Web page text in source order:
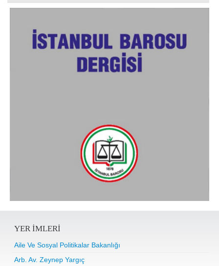
YER IMLERI
Aile Ve Sosyal Politikalar Bakanlığı
Arb. Av. Zeynep Yargıç